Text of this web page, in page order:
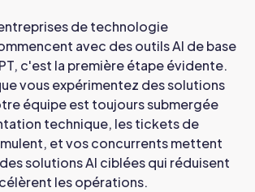
de technologie
avec des outils AI de base
c'est la première étape évidente.
vous expérimentez des solutions
équipe est toujours submergée
technique, les tickets de
et vos concurrents mettent
solutions AI ciblées qui réduisent
les opérations.